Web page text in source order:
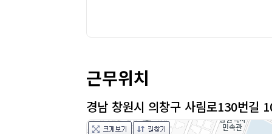
근무위치
경남 창원시 의창구 사림로130번길